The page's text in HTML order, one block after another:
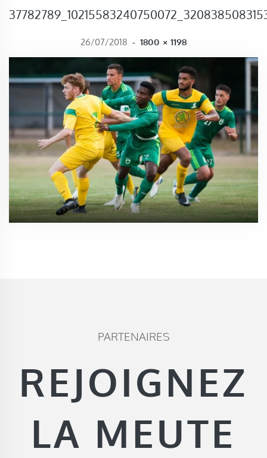
26/07/2018 - FULL SIZE
1800 × 1198
PARTENAIRES
REJOIGNEZ
LA MEUTE